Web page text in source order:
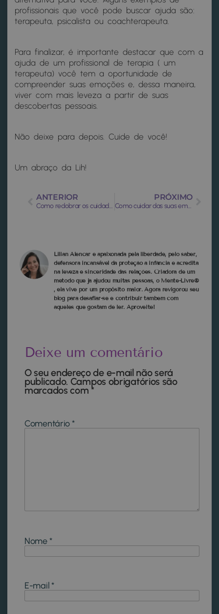
profissionais que você pode buscar ajuda são:
terapeuta, psicalista ou coachterapeuta.
Para finalizar, é importante destacar que com a
ajuda de um profissional de terapia ( um
terapeuta) você tem a oportunidade de
compreender suas emoções e, dessa maneira,
viver com mais leveza a partir de suas
descobertas pessoais.
Não deixe para depois. Cuide de você!
Um abraço da Lih!
ANTERIOR
Como redobrar os cuidados com as crianças na quarentena?
PRÓXIMO
Como cuidar das suas emoções com a ajuda de um profissional
Lilian Alencar é apaixonada pela liberdade, pelo saber,
defensora incansável da proteção à infância e acredita
na leveza e sinceridade das relações. Criadora de um
método que ja ajudou muitas pessoas, o Mente-Livre®
, ela vive por um propósito maior. Agora revigorou seu
blog para desafiar-se e contribuir tambem com
aqueles que gostam de ler. Aproveite!
Deixe um comentário
O seu endereço de e-mail não será
publicado. Campos obrigatórios são
marcados com*
Comentário*
Nome*
E-mail*